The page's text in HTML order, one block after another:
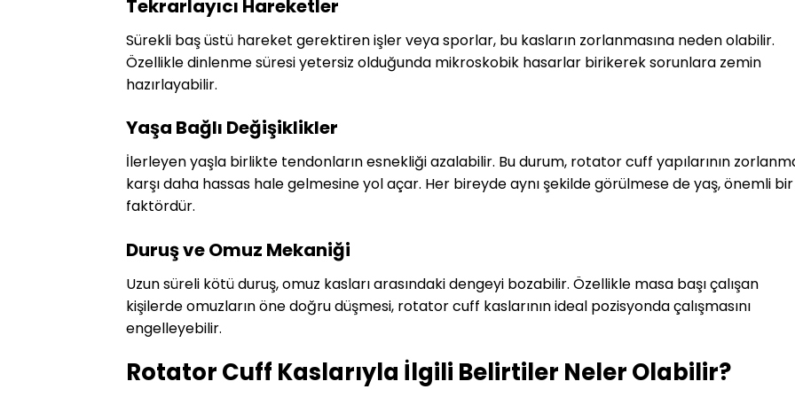
Tekrarlayıcı Hareketler
Sürekli baş üstü hareket gerektiren işler veya sporlar, bu kasların zorlanmasına neden olabilir.
Özellikle dinlenme süresi yetersiz olduğunda mikroskobik hasarlar birikerek sorunlara zemin
hazırlayabilir.
Yaşa Bağlı Değişiklikler
İlerleyen yaşla birlikte tendonların esnekliği azalabilir. Bu durum, rotator cuff yapılarının
karşı daha hassas hale gelmesine yol açar. Her bireyde aynı şekilde görülmese de yaş, önemli bir
faktördür.
Duruş ve Omuz Mekaniği
Uzun süreli kötü duruş, omuz kasları arasındaki dengeyi bozabilir. Özellikle masa başı çalışan
kişilerde omuzların öne doğru düşmesi, rotator cuff kaslarının ideal pozisyonda çalışmasını
engelleyebilir.
Rotator Cuff Kaslarıyla İlgili Belirtiler Neler Olabilir?